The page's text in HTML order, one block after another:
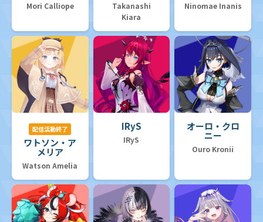
Mori Calliope
Takanashi
Kiara
Ninomae Inanis
配信活動終了
ワトソン・ア
メリア
Watson Amelia
IRyS
IRyS
オーロ・クロ
ニー
Ouro Kronii